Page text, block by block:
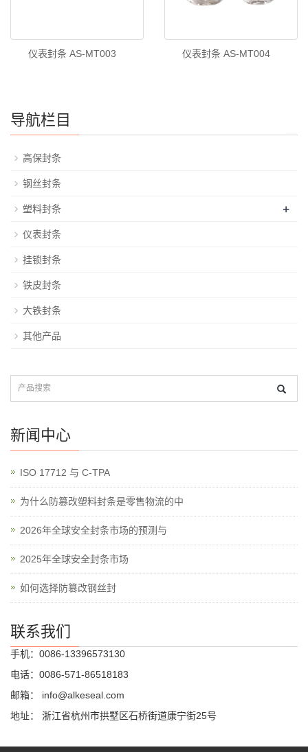
仪表封条 AS-MT003 仪表封条 AS-MT004
导航栏目
高保封条
钢丝封条
塑料封条 +
仪表封条
挂锁封条
铁皮封条
大铁封条
其他产品
新闻中心
ISO 17712 与 C-TPA
为什么防篡改塑料封条是零售物流的中
2026年全球安全封条市场的预测与
2025年全球安全封条市场
如何选择防篡改钢丝封
联系我们
手机：0086-13396573130
电话：0086-571-86518183
邮箱：
info@alkeseal.com
地址： 浙江省杭州市拱墅区石桥街道康宁街25号